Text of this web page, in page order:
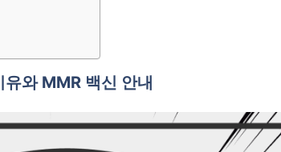
와 MMR 백신 안내